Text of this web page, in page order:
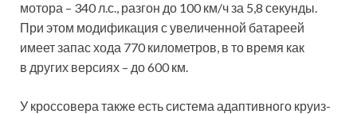
мотора – 340 л.с., разгон до 100 км/ч за 5,8 секунды.
При этом модификация с увеличенной батареей
имеет запас хода 770 километров, в то время как
в других версиях – до 600 км.
У кроссовера также есть система адаптивного круиз-